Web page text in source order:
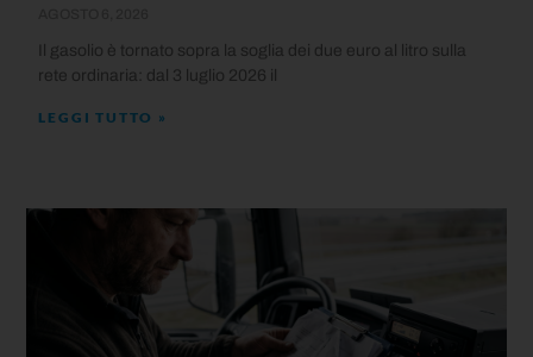
Il gasolio è tornato sopra la soglia dei due euro al litro sulla
rete ordinaria: dal 3 luglio 2026 il
LEGGI TUTTO »